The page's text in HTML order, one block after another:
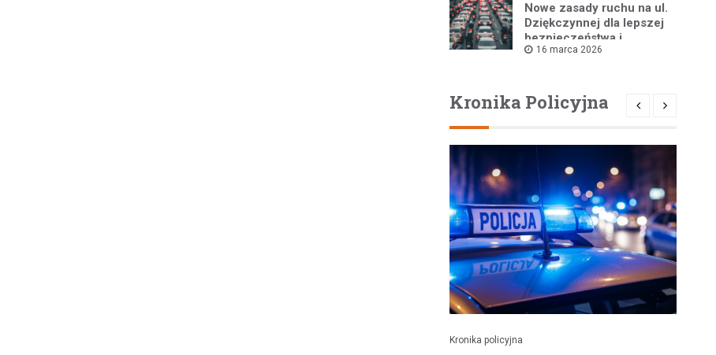
Nowe zasady ruchu na ul.
Dziękczynnej dla lepszej
bezpieczeństwa i
płynności jazdy
16 marca 2026
Kronika Policyjna
Kronika policyjna